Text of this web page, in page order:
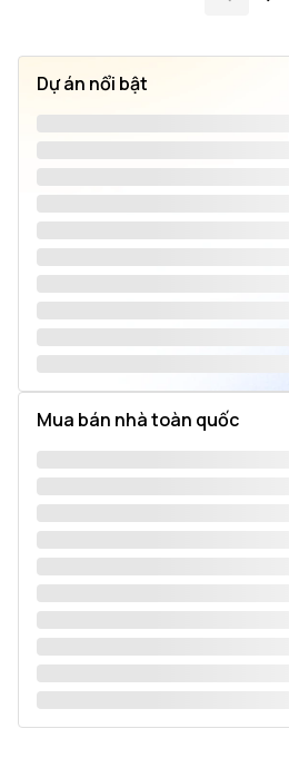
Dự án nổi bật
Mua bán nhà toàn quốc